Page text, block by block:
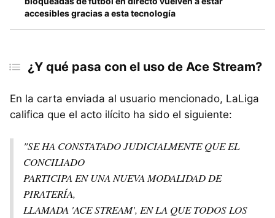
accesibles gracias a esta tecnología
¿Y qué pasa con el uso de Ace Stream?
En la carta enviada al usuario mencionado, LaLiga
califica que el acto ilícito ha sido el siguiente:
"SE HA CONSTATADO JUDICIALMENTE QUE EL
CONCILIADO
PARTICIPA EN UNA NUEVA MODALIDAD DE
PIRATERÍA,
LLAMADA 'ACE STREAM', EN LA QUE TODOS LOS